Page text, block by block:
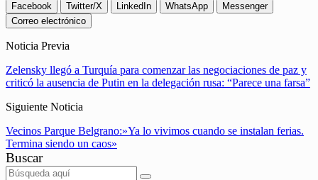
Facebook Twitter/X LinkedIn WhatsApp
Messenger
Correo electrónico
Noticia Previa
Zelensky llegó a Turquía para comenzar las negociaciones de paz y
criticó la ausencia de Putin en la delegación rusa: “Parece una farsa”
Siguiente Noticia
Vecinos Parque Belgrano:»Ya lo vivimos cuando se instalan ferias.
Termina siendo un caos»
Buscar